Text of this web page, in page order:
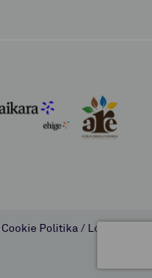
Cookie Politika/ Lombok